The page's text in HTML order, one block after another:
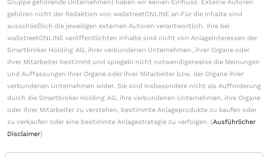
Gruppe gehörende Unternehmen) haben wir keinen Einfluss. Externe Autoren
gehören nicht der Redaktion von wallstreetONLINE an.Für die Inhalte sind
ausschließlich die jeweiligen externen Autoren verantwortlich. Ihre bei
wallstreetONLINE veröffentlichten Inhalte sind nicht von Anlageinteressen der
Smartbroker Holding AG, ihrer verbundenen Unternehmen, ihrer Organe oder
ihrer Mitarbeiter bestimmt und spiegeln nicht notwendigerweise die Meinungen
und Auffassungen ihrer Organe oder ihrer Mitarbeiter bzw. der Organe ihrer
verbundenen Unternehmen wider. Sie sind insbesondere nicht als Aufforderung
durch die Smartbroker Holding AG, ihre verbundenen Unternehmen, ihre Organe
oder ihrer Mitarbeiter zu verstehen, bestimmte Anlageprodukte zu kaufen oder
zu verkaufen oder eine bestimmte Anlagestrategie zu verfolgen. (Ausführlicher
Disclaimer)